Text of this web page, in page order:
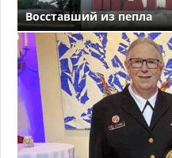
Восставший из пепла